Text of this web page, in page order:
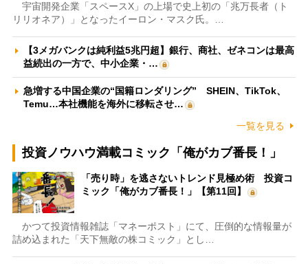
宇宙開発企業「スペースX」の上場で史上初の「兆万長者（ト
リリオネア）」となったイーロン・マスク氏。…
【3メガバンクは純利益5兆円超】銀行、商社、ゼネコンは最高
益続出の一方で、中小企業・…
急増する中国企業の“国籍ロンダリング” SHEIN、TikTok、
Temu…本社機能を海外に移転させ…
一覧を見る
投資ノウハウ満載コミック「俺がカブ番長！」
「売り時」を逃さないトレンド見極め術 投資コ
ミック「俺がカブ番長！」【第11回】
かつて投資情報雑誌「マネーポスト」にて、圧倒的な情報量が
詰め込まれた「天下無敵の株コミック」とし…